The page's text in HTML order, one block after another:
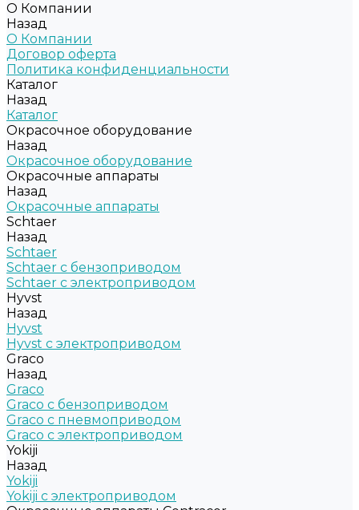
О Компании
Назад
О Компании
Договор оферта
Политика конфиденциальности
Каталог
Назад
Каталог
Окрасочное оборудование
Назад
Окрасочное оборудование
Окрасочные аппараты
Назад
Окрасочные аппараты
Schtaer
Назад
Schtaer
Schtaer с бензоприводом
Schtaer c электроприводом
Hyvst
Назад
Hyvst
Hyvst с электроприводом
Graco
Назад
Graco
Graco c бензоприводом
Graco с пневмоприводом
Graco с электроприводом
Yokiji
Назад
Yokiji
Yokiji c электроприводом